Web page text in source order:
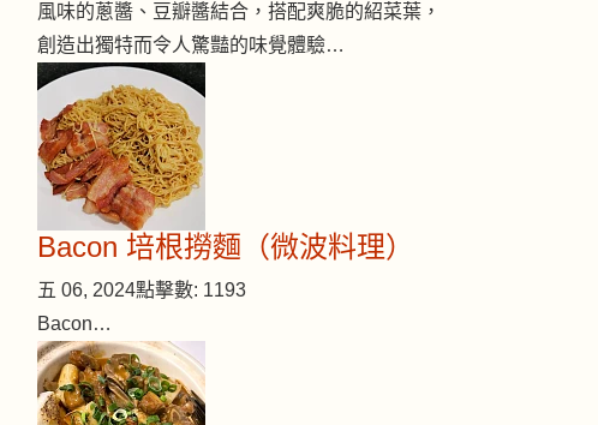
風味的蔥醬、豆瓣醬結合，搭配爽脆的紹菜葉，
創造出獨特而令人驚豔的味覺體驗…
Bacon 培根撈麵（微波料理）
五 06, 2024點擊數: 1193
Bacon…